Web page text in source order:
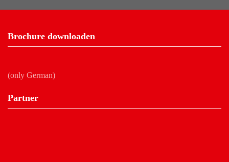
Brochure downloaden
(only German)
Partner